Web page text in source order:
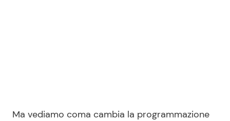
Ma vediamo coma cambia la programmazione